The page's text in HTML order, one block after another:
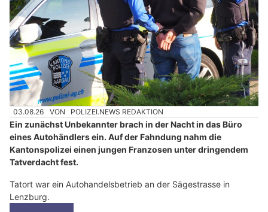
03.08.26 VON POLIZEI.NEWS REDAKTION
Ein zunächst Unbekannter brach in der Nacht in das Büro
eines Autohändlers ein. Auf der Fahndung nahm die
Kantonspolizei einen jungen Franzosen unter dringendem
Tatverdacht fest.
Tatort war ein Autohandelsbetrieb an der Sägestrasse in
Lenzburg.